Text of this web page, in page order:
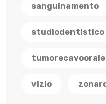
sanguinamento
studiodentistico
tumorecavoorale
vizio